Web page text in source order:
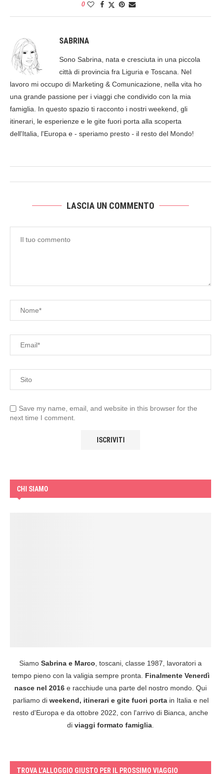
0
SABRINA
Sono Sabrina, nata e cresciuta in una piccola
città di provincia fra Liguria e Toscana. Nel
lavoro mi occupo di Marketing & Comunicazione, nella vita ho
una grande passione per i viaggi che condivido con la mia
famiglia. In questo spazio ti racconto i nostri weekend, gli
itinerari, le esperienze e le gite fuori porta alla scoperta
dell'Italia, l'Europa e - speriamo presto - il resto del Mondo!
LASCIA UN COMMENTO
Save my name, email, and website in this browser for the
next time I comment.
CHI SIAMO
Siamo Sabrina e Marco, toscani, classe 1987, lavoratori a
tempo pieno con la valigia sempre pronta. Finalmente Venerdì
nasce nel 2016 e racchiude una parte del nostro mondo. Qui
parliamo di weekend, itinerari e gite fuori portain Italia e nel
resto d'Europa e da ottobre 2022, con l'arrivo di Bianca, anche
di viaggi formato famiglia.
TROVA L’ALLOGGIO GIUSTO PER IL PROSSIMO VIAGGIO